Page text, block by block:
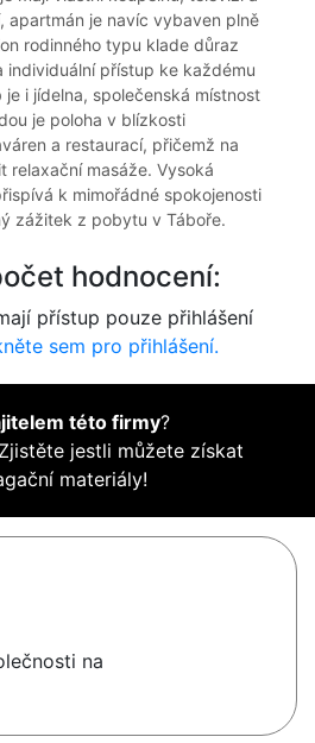
apartmán je navíc vybaven plně
rodinného typu klade důraz
individuální přístup ke každému
i jídelna, společenská místnost
je poloha v blízkosti
a restaurací, přičemž na
relaxační masáže. Vysoká
k mimořádné spokojenosti
zážitek z pobytu v Táboře.
hodnocení:
přístup pouze přihlášení
sem pro přihlášení.
této firmy?
Zjistěte jestli můžete získat
materiály!
na